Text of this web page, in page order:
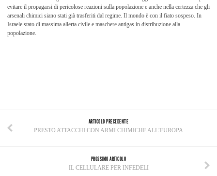
evitare il propagarsi di pericolose reazioni sulla popolazione e anche nella certezza che gli
arsenali chimici siano stati già trasferiti dal regime. Il mondo è con il fiato sospeso. In
Israele stato di massima allerta civile e maschere antigas in distribuzione alla
popolazione.
ARTICOLO PRECEDENTE
PRESTO ATTACCHI CON ARMI CHIMICHE ALL’EUROPA
PROSSIMO ARTICOLO
IL CELLULARE PER INFEDELI